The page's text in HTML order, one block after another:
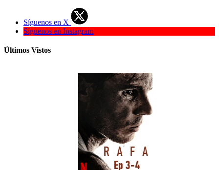
Síguenos en X
Síguenos en Instagram
Últimos Vistos